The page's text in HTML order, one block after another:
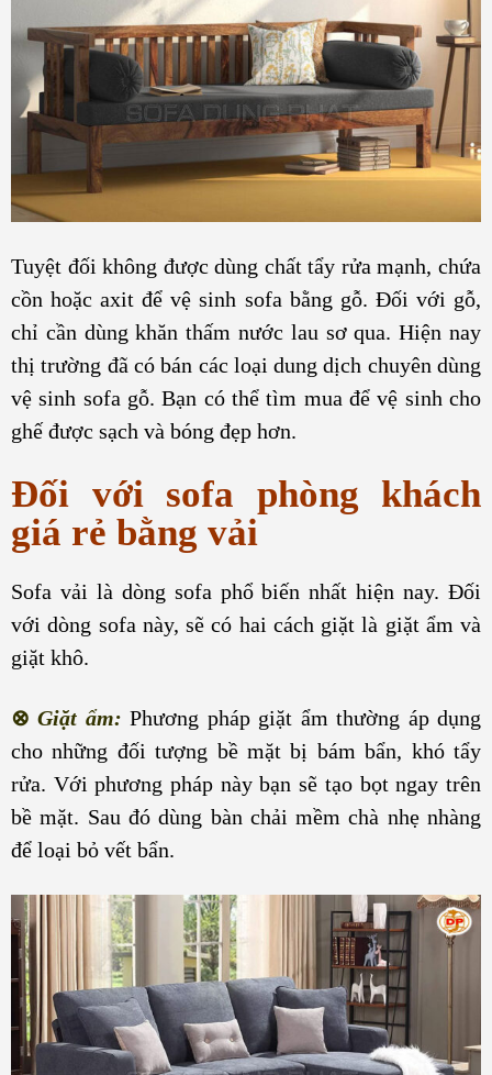
Tuyệt đối không được dùng chất tẩy rửa mạnh, chứa
cồn hoặc axit để vệ sinh sofa bằng gỗ. Đối với gỗ,
chỉ cần dùng khăn thấm nước lau sơ qua. Hiện nay
thị trường đã có bán các loại dung dịch chuyên dùng
vệ sinh sofa gỗ. Bạn có thể tìm mua để vệ sinh cho
ghế được sạch và bóng đẹp hơn.
Đối với sofa phòng khách
giá rẻ bằng vải
Sofa vải là dòng sofa phổ biến nhất hiện nay. Đối
với dòng sofa này, sẽ có hai cách giặt là giặt ẩm và
giặt khô.
⊗ Giặt ẩm: Phương pháp giặt ẩm thường áp dụng
cho những đối tượng bề mặt bị bám bẩn, khó tẩy
rửa. Với phương pháp này bạn sẽ tạo bọt ngay trên
bề mặt. Sau đó dùng bàn chải mềm chà nhẹ nhàng
để loại bỏ vết bẩn.